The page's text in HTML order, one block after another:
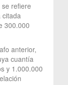
refiere
300.000
anterior,
cuantía
y 1.000.000